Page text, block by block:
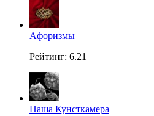
Aфоризмы
Рейтинг: 6.21
Наша Кунсткамера